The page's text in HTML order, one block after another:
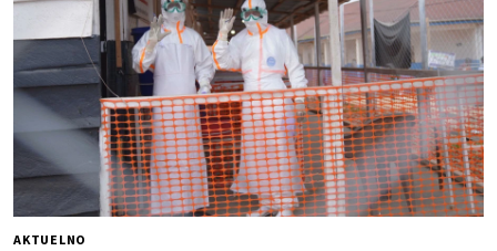
AKTUELNO